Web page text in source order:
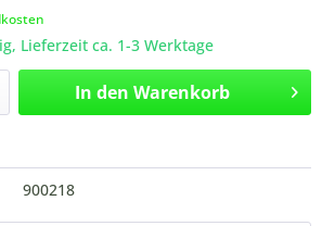
Lieferzeit ca. 1-3 Werktage
In den Warenkorb
900218